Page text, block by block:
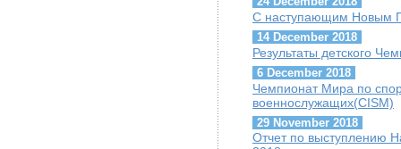
С наступающим Новым
14 December 2018
Результаты детского
6 December 2018
Чемпионат Мира по
военнослужащих(CISM)
29 November 2018
Отчет по выступлению